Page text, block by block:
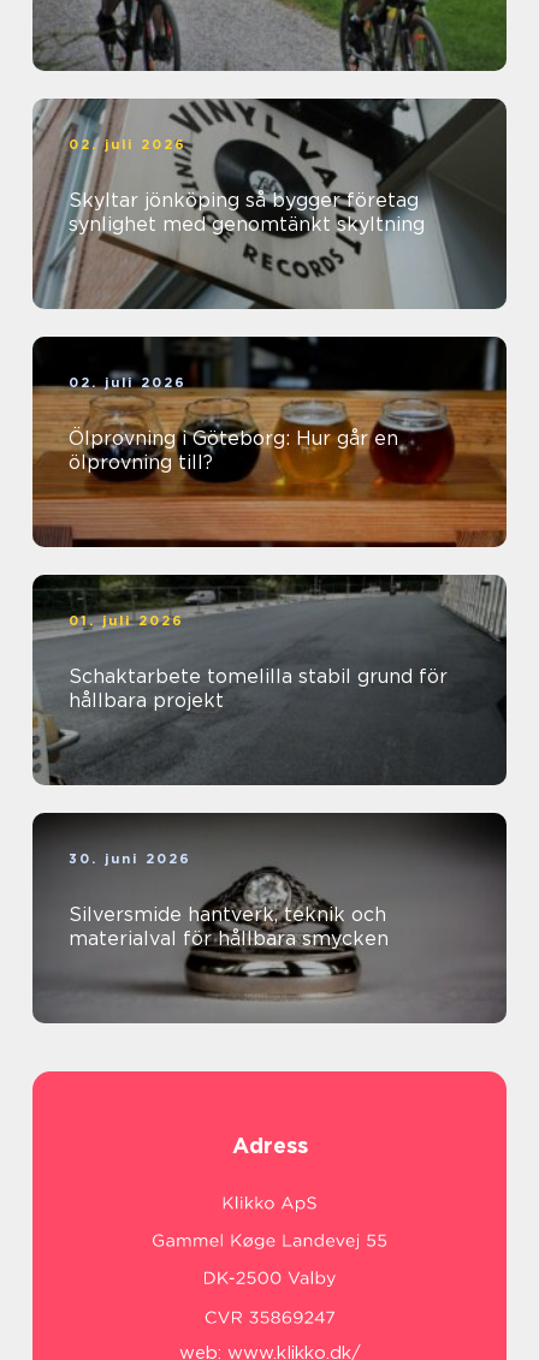
02. juli 2026
Skyltar jönköping så bygger företag
synlighet med genomtänkt skyltning
02. juli 2026
Ölprovning i Göteborg: Hur går en
ölprovning till?
01. juli 2026
Schaktarbete tomelilla stabil grund för
hållbara projekt
30. juni 2026
Silversmide hantverk, teknik och
materialval för hållbara smycken
Adress
web: www.klikko.dk/